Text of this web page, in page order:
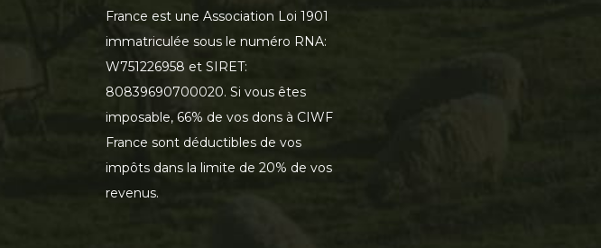
France est une Association Loi 1901
immatriculée sous le numéro RNA:
W751226958 et SIRET:
80839690700020. Si vous êtes
imposable, 66% de vos dons à CIWF
France sont déductibles de vos
impôts dans la limite de 20% de vos
revenus.